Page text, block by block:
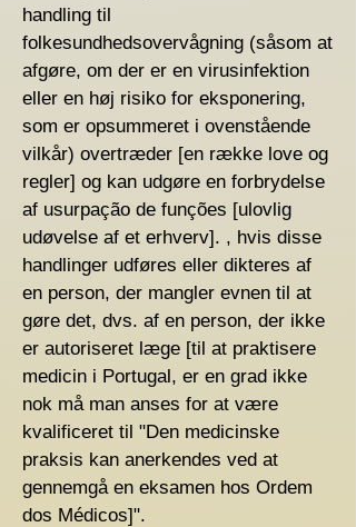
handling til
folkesundhedsovervågning (såsom at
afgøre, om der er en virusinfektion
eller en høj risiko for eksponering,
som er opsummeret i ovenstående
vilkår) overtræder [en række love og
regler] og kan udgøre en forbrydelse
af usurpação de funções [ulovlig
udøvelse af et erhverv]. , hvis disse
handlinger udføres eller dikteres af
en person, der mangler evnen til at
gøre det, dvs. af en person, der ikke
er autoriseret læge [til at praktisere
medicin i Portugal, er en grad ikke
nok må man anses for at være
kvalificeret til "Den medicinske
praksis kan anerkendes ved at
gennemgå en eksamen hos Ordem
dos Médicos]".